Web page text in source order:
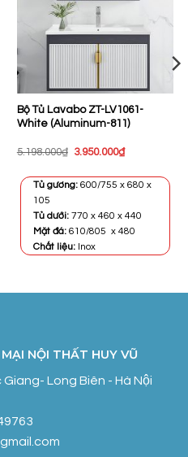
Bộ Tủ Lavabo ZT-LV1061-
White (Aluminum-811)
5.198.000₫ Giá
5.198.000₫.
3.950.000₫Giá
là:
Tủ gương:600/755 x 680 x
105
Tủ dưới: 770 x 460 x 440
Mặt đá: 610/805 x 480
Chất liệu: Inox
NỘI THẤT HUY VŨ
Long Biên - Hà Nội